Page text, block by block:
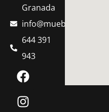
Granada
info@muebleslinde.com
644 391
943